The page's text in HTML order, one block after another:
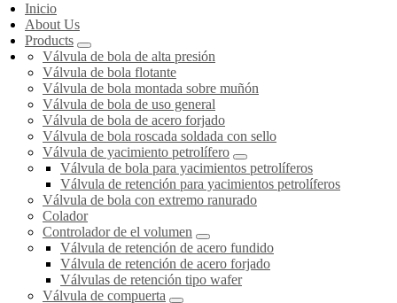
Inicio
About Us
Products
Válvula de bola de alta presión
Válvula de bola flotante
Válvula de bola montada sobre muñón
Válvula de bola de uso general
Válvula de bola de acero forjado
Válvula de bola roscada soldada con sello
Válvula de yacimiento petrolífero
Válvula de bola para yacimientos petrolíferos
Válvula de retención para yacimientos petrolíferos
Válvula de bola con extremo ranurado
Colador
Controlador de el volumen
Válvula de retención de acero fundido
Válvula de retención de acero forjado
Válvulas de retención tipo wafer
Válvula de compuerta